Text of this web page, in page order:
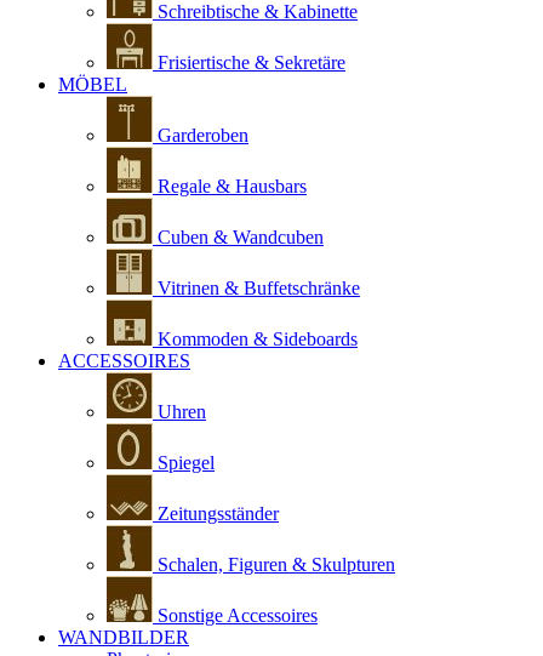
Schreibtische & Kabinette
Frisiertische & Sekretäre
MÖBEL
Garderoben
Regale & Hausbars
Cuben & Wandcuben
Vitrinen & Buffetschränke
Kommoden & Sideboards
ACCESSOIRES
Uhren
Spiegel
Zeitungsständer
Schalen, Figuren & Skulpturen
Sonstige Accessoires
WANDBILDER